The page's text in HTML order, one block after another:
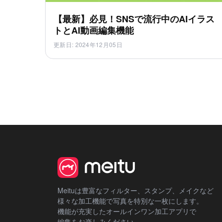
【最新】必見！SNSで流行中のAIイラス
トとAI動画編集機能
更新日: 2024年12月05日
Meituは豊富なフィルター、スタンプ、メイクなど
様々な加工機能で写真を特別な一枚にします。
機能が充実したオールインワン加工アプリで